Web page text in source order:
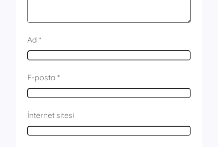
Ad *
E-posta *
İnternet sitesi